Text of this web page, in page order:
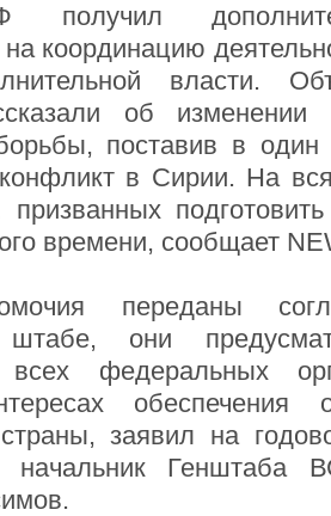
координацию
власти.
об изменении
поставив в один
в Сирии. На
времени, сообщает
переданы
штабе, они
всех федеральных
обеспечения
страны, заявил на
начальник Генштаба